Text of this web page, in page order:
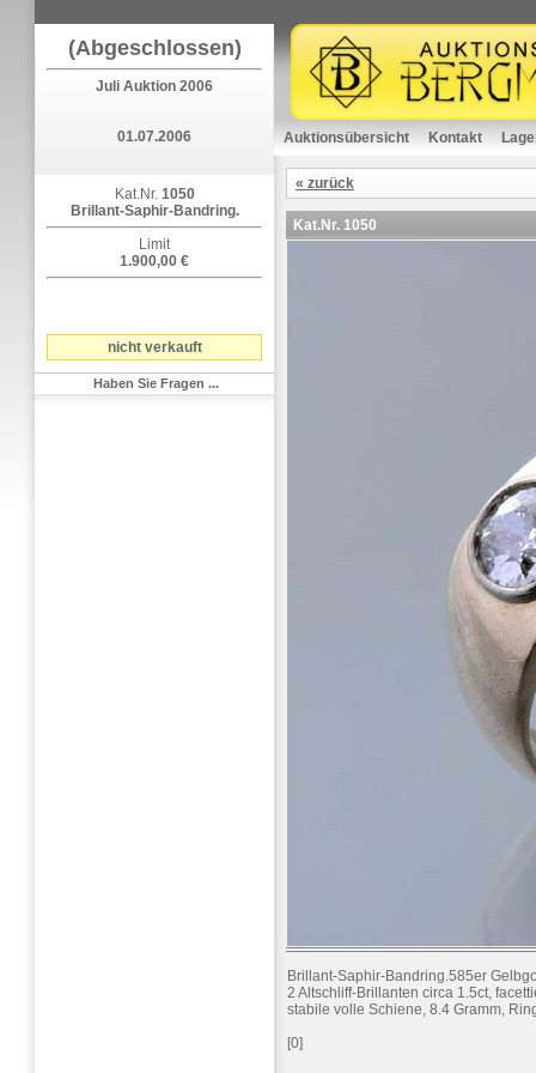
(Abgeschlossen)
Juli Auktion 2006
01.07.2006
Kat.Nr. 1050
Brillant-Saphir-Bandring.
Limit
1.900,00 €
nicht verkauft
Haben Sie Fragen ...
Auktionsübersicht Kontakt
« zurück
Kat.Nr. 1050
Brillant-Saphir-Bandring.585er
2 Altschliff-Brillanten circa 1.5ct,
stabile volle Schiene, 8.4 Gramm,
[0]